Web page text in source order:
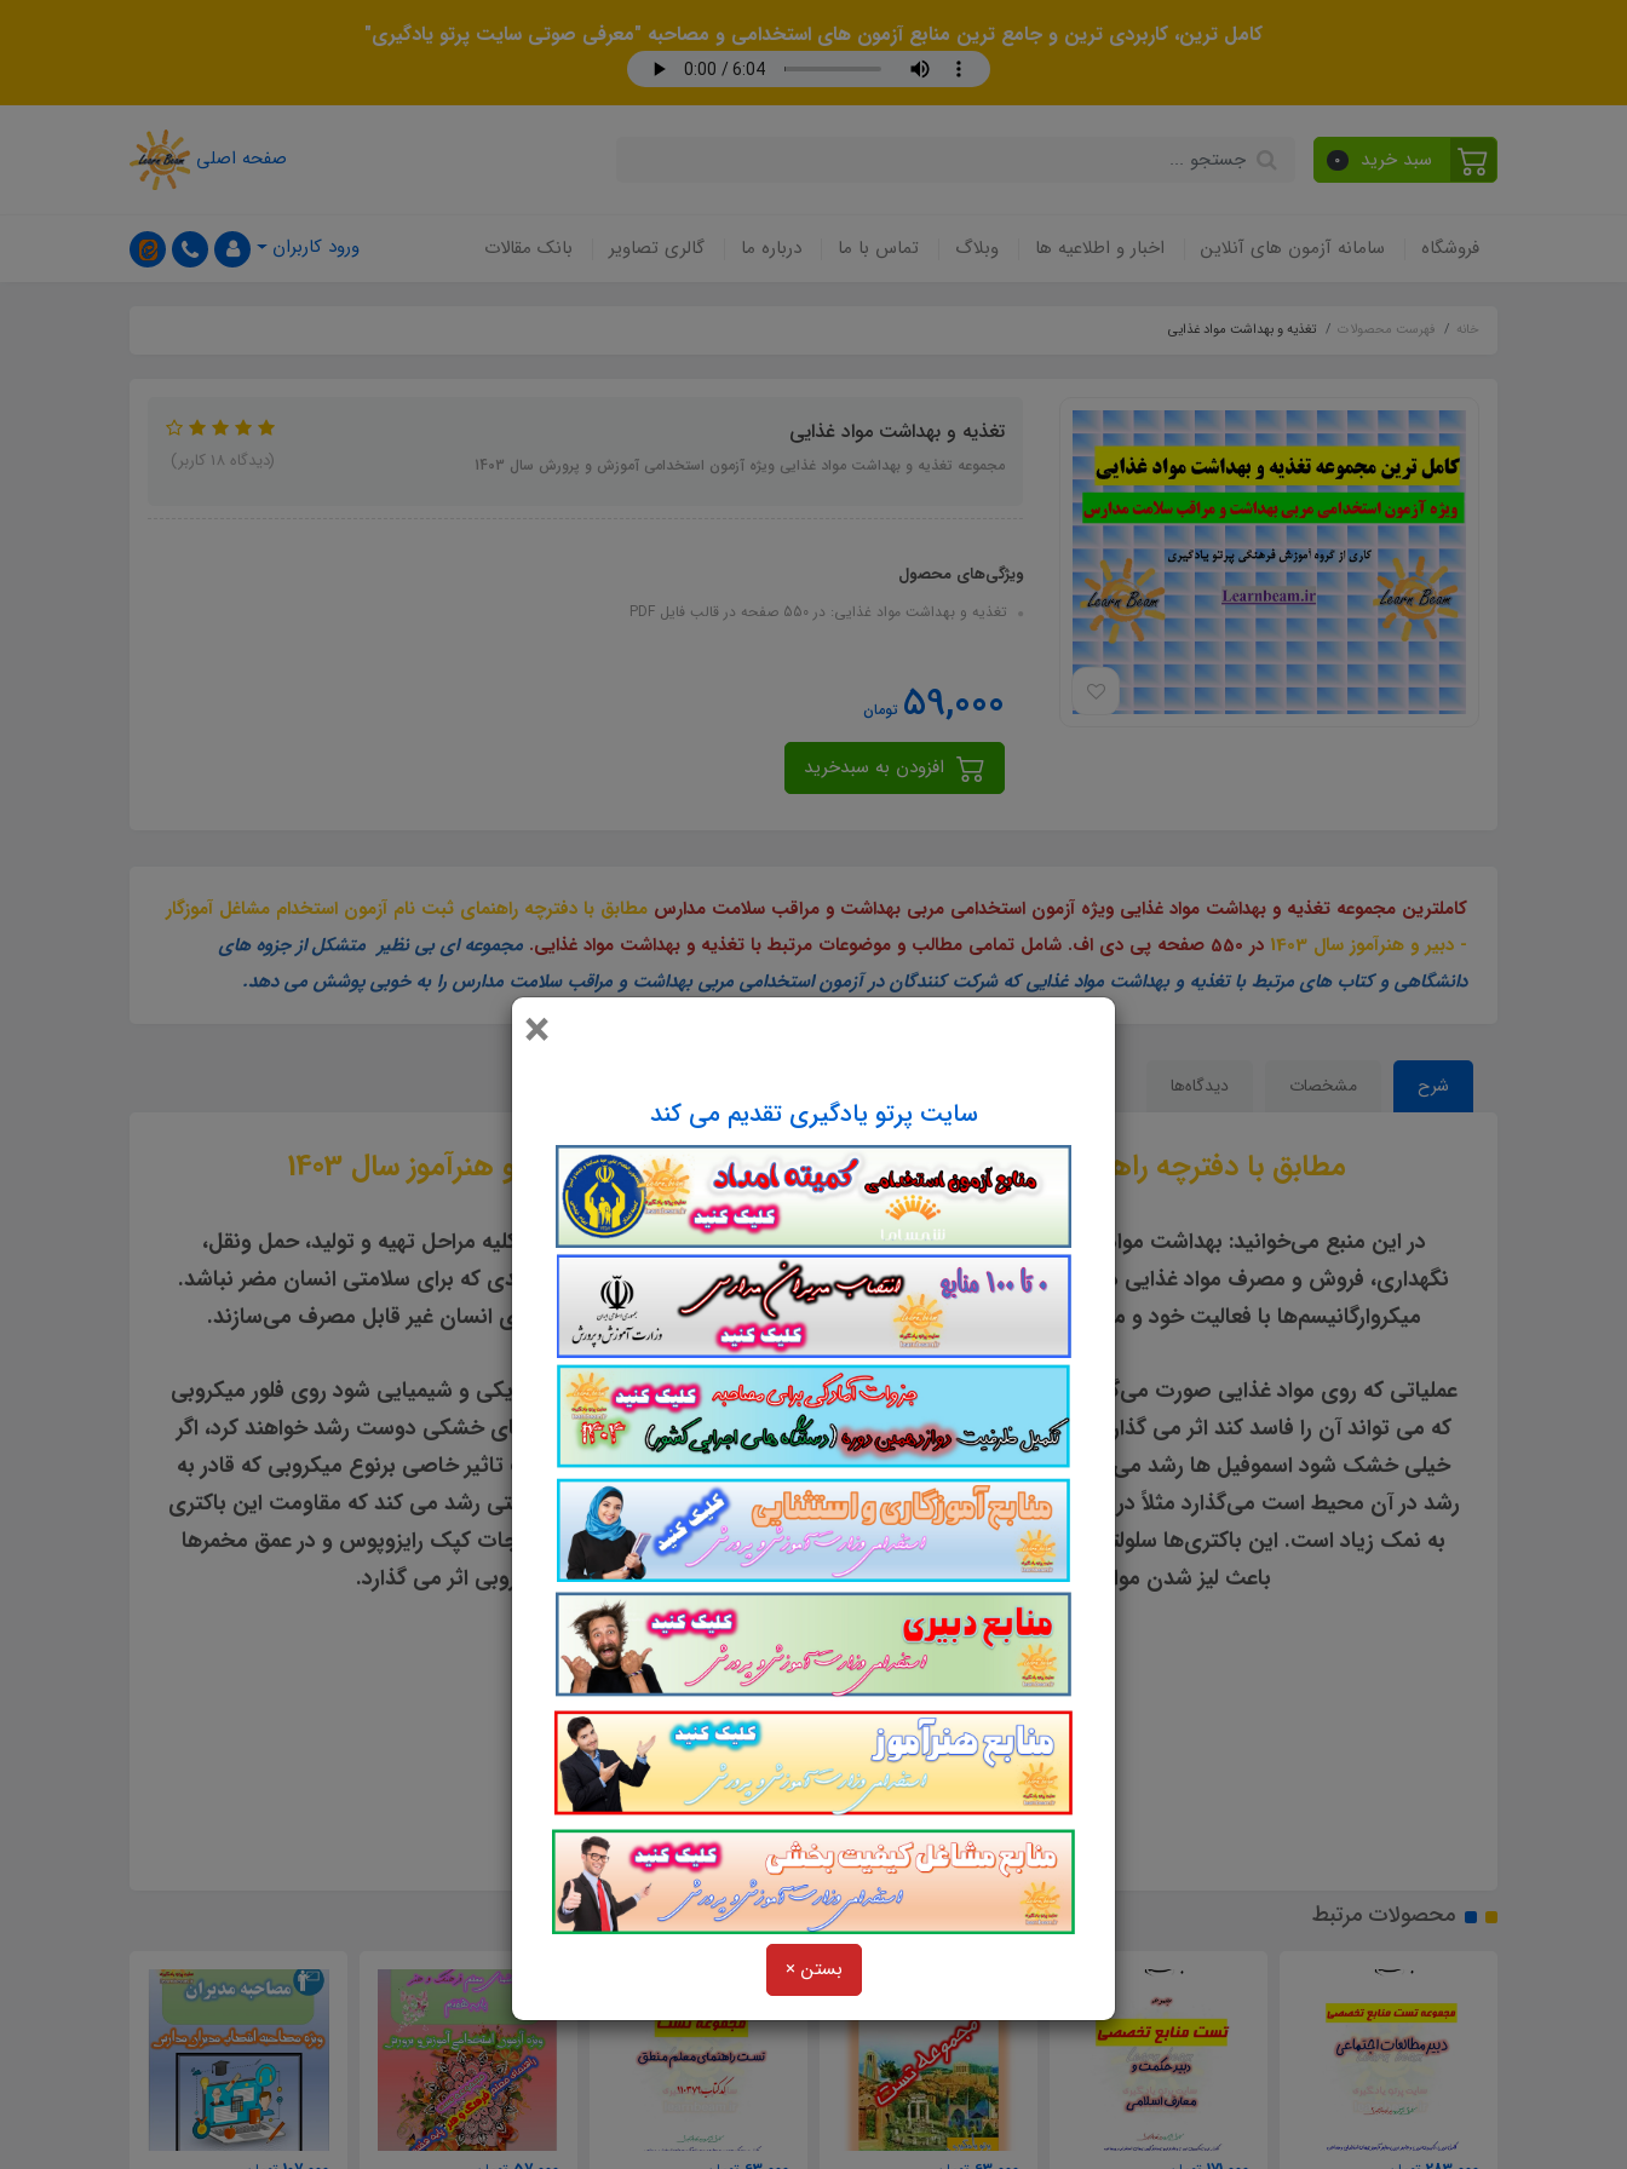
کامل ترین، کاربردی ترین و جامع ترین منابع آزمون های استخدامی و مصاحبه "معرفی صوتی سایت پرتو یادگیری"
سبد خرید 0 صفحه اصلی
فروشگاه سامانه آزمون های آنلاین اخبار و اطلاعیه ها وبلاگ تماس با ما درباره ما گالری تصاویر بانک مقالات ورود کاربران
×
سایت پرتو یادگیری تقدیم می کند
بستن ×
خانه فهرست محصولات تغذیه و بهداشت مواد غذایی
تغذیه و بهداشت مواد غذایی
مجموعه تغذیه و بهداشت مواد غذایی ویژه آزمون استخدامی آموزش و پرورش سال 1403 (دیدگاه 18 کاربر)
ویژگی‌های محصول
تغذیه و بهداشت مواد غذایی: در 550 صفحه در قالب فایل PDF
59,000 تومان
کاملترین مجموعه تغذیه و بهداشت مواد غذایی ویژه آزمون استخدامی مربی بهداشت و مراقب سلامت مدارس مطابق با دفترچه راهنمای ثبت نام آزمون استخدام مشاغل آموزگار
- دبیر و هنرآموز سال 1403
در 550 صفحه پی دی اف. شامل تمامی مطالب و موضوعات مرتبط با تغذیه و بهداشت مواد غذایی.
مجموعه ای بی نظیر متشکل از جزوه های
دانشگاهی و کتاب های مرتبط با تغذیه و بهداشت مواد غذایی که شرکت کنندگان در آزمون استخدامی مربی بهداشت و مراقب سلامت مدارس را به خوبی پوشش می دهد.
شرح مشخصات دیدگاه‌ها
مطابق با دفترچه راهنمای ثبت نام آزمون استخدام مشاغل آموزگار - دبیر و هنرآموز سال 1403
در این منبع می‌خوانید: بهداشت مواد غذایی: رعایت اصول و موازین بهداشتی یا انجام یک سری اعمال در کلیه مراحل تهیه و تولید، حمل ونقل،
نگهداری، فروش و مصرف مواد غذایی در جهت کاهش دادن آلودگی‌های فیزیکی، شیمیایی و بیولوژیکی تا حدی که برای سلامتی انسان مضر نباشد.
میکروارگانیسم‌ها با فعالیت خود و مصرف مواد غذایی باعث فساد و تخریب مواد غذایی شده و آن‌ها را برای انسان غیر قابل مصرف می‌سازند.
عملیاتی که روی مواد غذایی صورت می‌گیرد: هر عملی که روی ماده غذایی انجام می‌گیرد اگر باعث تغییرات فیریکی و شیمیایی شود روی فلور میکروبی
که می تواند آن را فاسد کند اثر می گذارد مانند تغییر فعالیت آب براثر خشک کردن که در این حالت میکروب‌های خشکی دوست رشد خواهند کرد، اگر
خیلی خشک شود اسموفیل ها رشد می‌کنند. افزودن نمک یا قند، تغییر PH بر اثر افزودن اسید یا تخمیر هریک تاثیر خاصی برنوع میکروبی که قادر به
رشد در آن محیط است می‌گذارد مثلاً در شورجات باکتری‌های لاکتوباسیل وباکتری مخصوص سرکه استوباکتراستی رشد می کند که مقاومت این باکتری
به نمک زیاد است. این باکتری‌ها سلولتیک (ترکیبات سلولزی) وپکتولتیک (پکتین ها) هستند. در سطح شورجات کپک رایزوپوس و در عمق مخمرها
باعث لیز شدن مواد غذایی می‌گردند. حرارت دادن و پختن مواد غذایی هم روی فلور میکروبی اثر می گذارد.
برای مشاهده محصولات مرتبط به لینک زیر مراجعه نمایید
https://learnbeam.ir/shop/store-6
محصولات مرتبط